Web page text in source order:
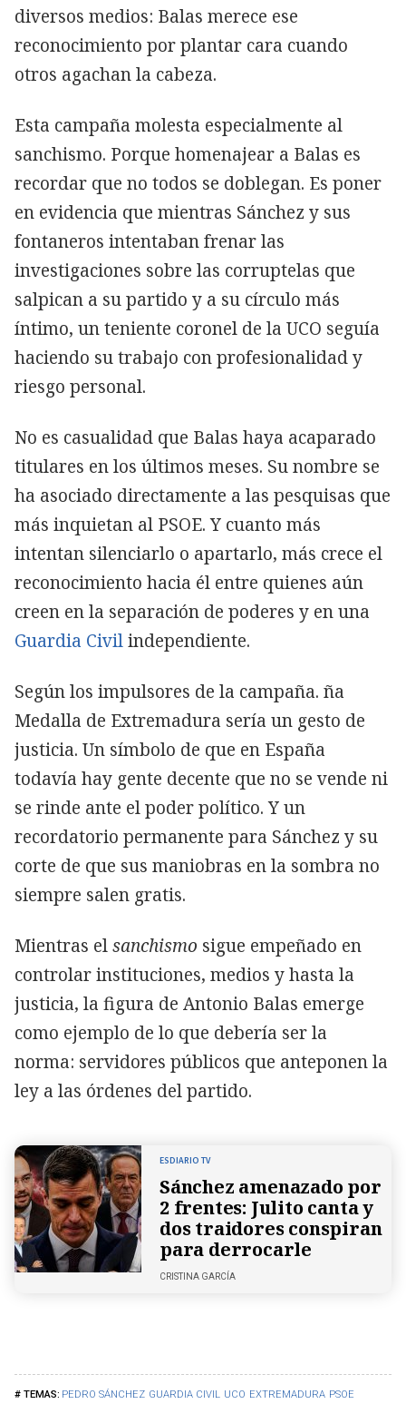
PEDRO SÁNCHEZ GUARDIA CIVIL UCO EXTREMADURA PSOE
diversos medios: Balas merece ese
reconocimiento por plantar cara cuando
otros agachan la cabeza.
Esta campaña molesta especialmente al
sanchismo. Porque homenajear a Balas es
recordar que no todos se doblegan. Es poner
en evidencia que mientras Sánchez y sus
fontaneros intentaban frenar las
investigaciones sobre las corruptelas que
salpican a su partido y a su círculo más
íntimo, un teniente coronel de la UCO seguía
haciendo su trabajo con profesionalidad y
riesgo personal.
No es casualidad que Balas haya acaparado
titulares en los últimos meses. Su nombre se
ha asociado directamente a las pesquisas que
más inquietan al PSOE. Y cuanto más
intentan silenciarlo o apartarlo, más crece el
reconocimiento hacia él entre quienes aún
creen en la separación de poderes y en una
Guardia Civilindependiente.
Según los impulsores de la campaña. ña
Medalla de Extremadura sería un gesto de
justicia. Un símbolo de que en España
todavía hay gente decente que no se vende ni
se rinde ante el poder político. Y un
recordatorio permanente para Sánchez y su
corte de que sus maniobras en la sombra no
siempre salen gratis.
Mientras elsanchismo sigue empeñado en
controlar instituciones, medios y hasta la
justicia, la figura de Antonio Balas emerge
como ejemplo de lo que debería ser la
norma: servidores públicos que anteponen la
ley a las órdenes del partido.
ESDIARIO TV
Sánchez amenazado por
2 frentes: Julito canta y
dos traidores conspiran
para derrocarle
CRISTINA GARCÍA